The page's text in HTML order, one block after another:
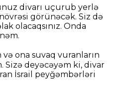
divarı uçurub yerlə
görünəcək. Siz də
olacaqsınız. Onda
və ona suvaq vuranların
Sizə deyəcəyəm ki, divar
İsrail peyğəmbərləri